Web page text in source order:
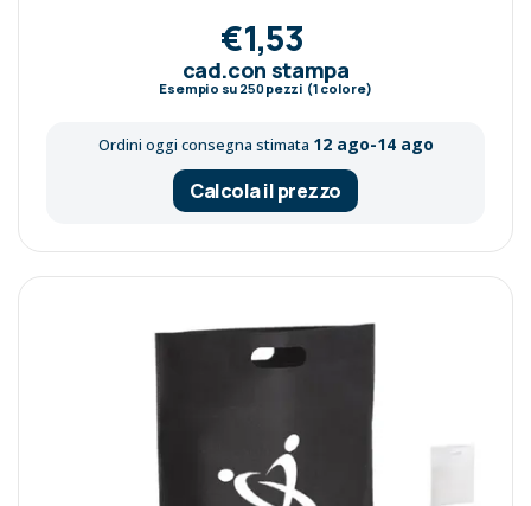
€1,53
cad.con stampa
Esempio su 250pezzi (1 colore)
Ordini oggi consegna stimata 12 ago-14 ago
Calcola il prezzo